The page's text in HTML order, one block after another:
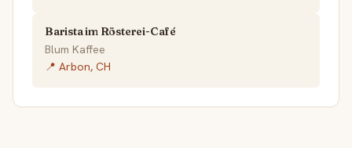
Barista im Rösterei-Café
Blum Kaffee
📍 Arbon, CH